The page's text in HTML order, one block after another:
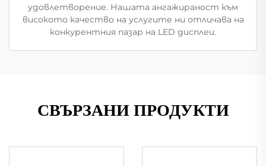
удовлетворение. Нашата ангажираност към
високото качество на услугите ни отличава на
конкурентния пазар на LED дисплеи.
СВЪРЗАНИ ПРОДУКТИ